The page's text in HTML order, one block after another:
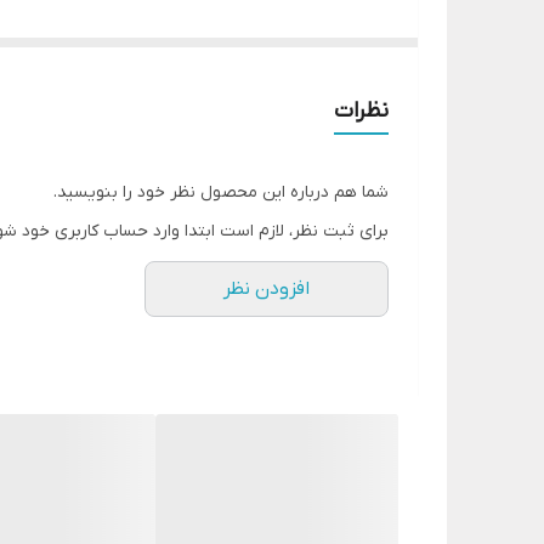
نظرات
شما هم درباره این محصول نظر خود را بنویسید.
برای ثبت نظر، لازم است ابتدا وارد حساب کاربری خود
افزودن نظر